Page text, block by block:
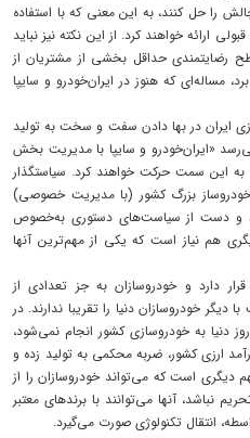
را حل کنند، به این معنی که با استفاده
ارائه خواهند کرد. از این نکته نیز نباید
رضایتمندی حداقل بخشی از مشتریان از
مساله‌ای که هنوز در ایران‌خودرو و سایپا
ایران در بها دادن سفت و سخت به تولید
«ایران‌خودرو و سایپا با مدیریت بخش
به این سمت حرکت خواهند کرد. سیاستگذار
خودروساز بزرگ کشور (با مدیریت خصوصی)
و دست از سیاست‌های دستوری به‌خصوص
هم نیاز است که یکی از مهم‌ترین آنها
دارد و خودروسازان به جز تعدادی از
خودروسازان دنیا را تقریبا ندارند. در
دنیا به خودروسازی کشور انجام نمی‌شود،
ارزی کشور، ضربه محکمی به تولید زده و
دیگری است که می‌تواند خودروسازان را از
نباشد، آنها می‌توانند با برندهای معتبر
انتقال تکنولوژی صورت می‌گیرد.